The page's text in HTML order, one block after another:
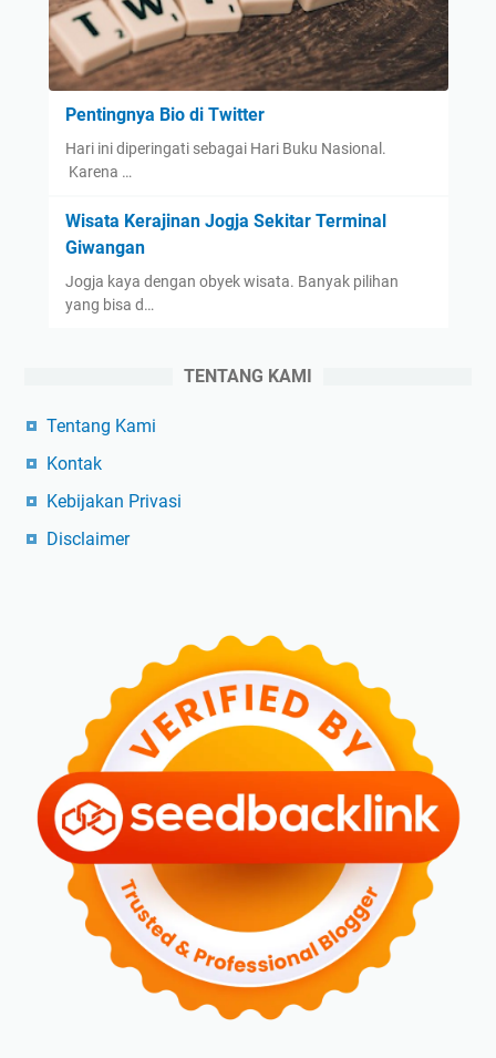
Pentingnya Bio di Twitter
Hari ini diperingati sebagai Hari Buku Nasional.
Karena …
Wisata Kerajinan Jogja Sekitar Terminal
Giwangan
Jogja kaya dengan obyek wisata. Banyak pilihan
yang bisa d…
TENTANG KAMI
Tentang Kami
Kontak
Kebijakan Privasi
Disclaimer